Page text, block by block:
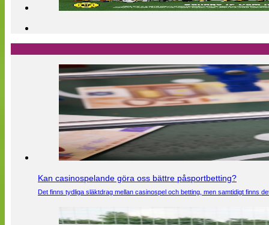
Kan casinospelande göra oss bättre påsportbetting?
Det finns tydliga släktdrag mellan casinospel och betting, men samtidigt finns